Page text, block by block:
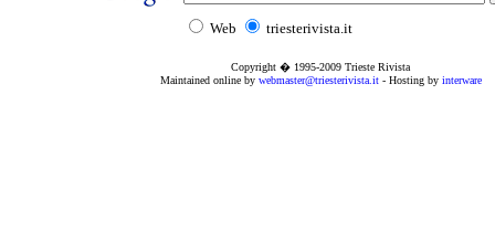
Web triesterivista.it
Copyright � 1995-2009 Trieste Rivista
Maintained online by webmaster@triesterivista.it- Hosting by interware